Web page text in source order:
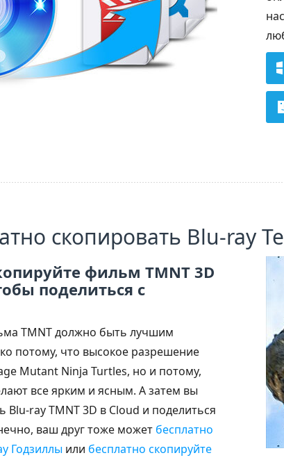
скопировать Blu-ray
фильм TMNT 3D
поделиться с
TMNT должно быть лучшим
потому, что высокое разрешение
Mutant Ninja Turtles, но и потому,
все ярким и ясным. А затем вы
Blu-ray TMNT 3D в Cloud и поделиться
ваш друг тоже может бесплатно
Годзиллы или бесплатно скопируйте